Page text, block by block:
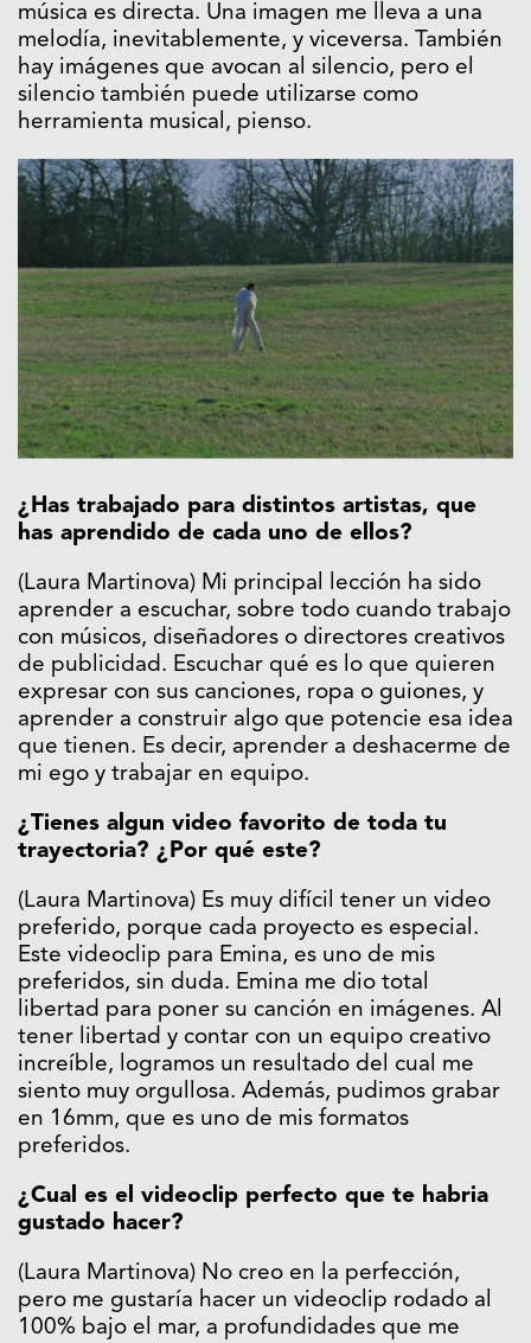
música es directa. Una imagen me lleva a una
melodía, inevitablemente, y viceversa. También
hay imágenes que avocan al silencio, pero el
silencio también puede utilizarse como
herramienta musical, pienso.
¿Has trabajado para distintos artistas, que
has aprendido de cada uno de ellos?
(Laura Martinova) Mi principal lección ha sido
aprender a escuchar, sobre todo cuando trabajo
con músicos, diseñadores o directores creativos
de publicidad. Escuchar qué es lo que quieren
expresar con sus canciones, ropa o guiones, y
aprender a construir algo que potencie esa idea
que tienen. Es decir, aprender a deshacerme de
mi ego y trabajar en equipo.
¿Tienes algun video favorito de toda tu
trayectoria? ¿Por qué este?
(Laura Martinova) Es muy difícil tener un video
preferido, porque cada proyecto es especial.
Este videoclip para Emina, es uno de mis
preferidos, sin duda. Emina me dio total
libertad para poner su canción en imágenes. Al
tener libertad y contar con un equipo creativo
increíble, logramos un resultado del cual me
siento muy orgullosa. Además, pudimos grabar
en 16mm, que es uno de mis formatos
preferidos.
¿Cual es el videoclip perfecto que te habria
gustado hacer?
(Laura Martinova) No creo en la perfección,
pero me gustaría hacer un videoclip rodado al
100% bajo el mar, a profundidades que me